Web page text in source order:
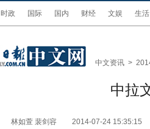
时政 国际 国内 财经 文娱 生活
中文资讯 >
中拉
林如萱 裴剑容 2014-07-24 15:35:15